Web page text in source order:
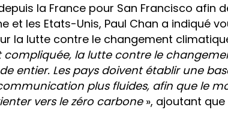
la France pour San Francisco afin
et les Etats-Unis, Paul Chan a indiqué
la lutte contre le changement
la lutte contre le
entier. Les pays doivent établir une
plus fluides, afin que le
vers le zéro carbone», ajoutant que